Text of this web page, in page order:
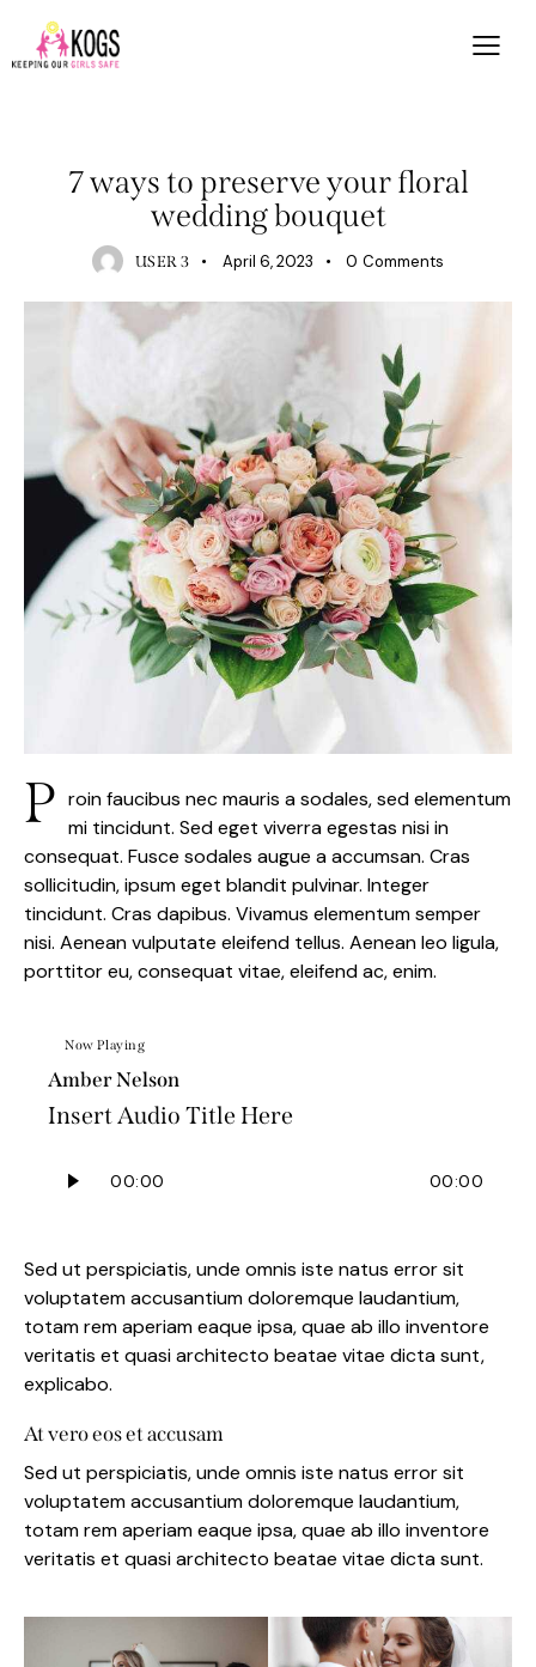
7 ways to preserve your floral
wedding bouquet
USER 3 April 6, 2023 0 Comments
P roin faucibus nec mauris a sodales, sed elementum
mi tincidunt. Sed eget viverra egestas nisi in
consequat. Fusce sodales augue a accumsan. Cras
sollicitudin, ipsum eget blandit pulvinar. Integer
tincidunt. Cras dapibus. Vivamus elementum semper
nisi. Aenean vulputate eleifend tellus. Aenean leo ligula,
porttitor eu, consequat vitae, eleifend ac, enim.
Now Playing
Amber Nelson
Insert Audio Title Here
Audio
00:00 00:00
Sed ut perspiciatis, unde omnis iste natus error sit
voluptatem accusantium doloremque laudantium,
totam rem aperiam eaque ipsa, quae ab illo inventore
veritatis et quasi architecto beatae vitae dicta sunt,
explicabo.
At vero eos et accusam
Sed ut perspiciatis, unde omnis iste natus error sit
voluptatem accusantium doloremque laudantium,
totam rem aperiam eaque ipsa, quae ab illo inventore
veritatis et quasi architecto beatae vitae dicta sunt.